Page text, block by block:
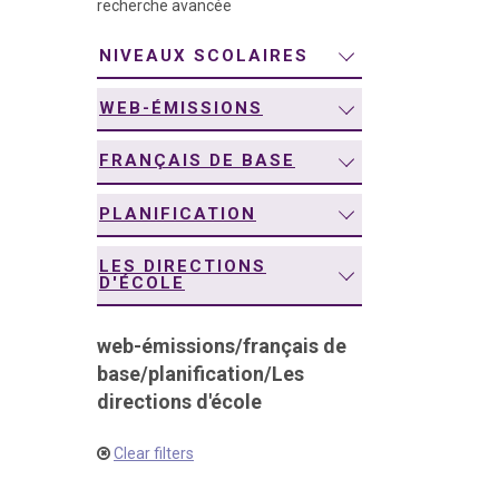
recherche avancée
NIVEAUX SCOLAIRES
WEB-ÉMISSIONS
FRANÇAIS DE BASE
PLANIFICATION
LES DIRECTIONS
D'ÉCOLE
web-émissions/français de
base/planification/Les
directions d'école
Clear filters